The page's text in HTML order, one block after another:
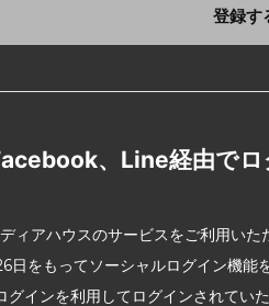
登録す
、Line経由で
ィアハウスのサービスをご利用いた
日をもってソーシャルログイン機能
グインを利用してログインされてい